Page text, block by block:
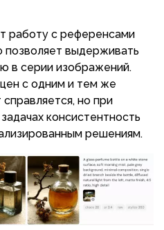
работу с референсами
выдерживать
в серии изображений.
с одним и тем же
но при
консистентность
решениям.